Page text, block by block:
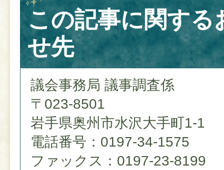
この記事に関する
せ先
議会事務局 議事調査係
〒023-8501
岩手県奥州市水沢大手町1-1
電話番号：0197-34-1575
ファックス：0197-23-8199